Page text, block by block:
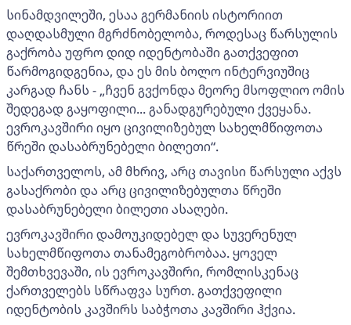
სინამდვილეში, ესაა გერმანიის ისტორიით
დაღდასმული მგრძნობელობა, როდესაც წარსულის
გაქრობა უფრო დიდ იდენტობაში გათქვეფით
წარმოგიდგენია, და ეს მის ბოლო ინტერვიუშიც
კარგად ჩანს - „ჩვენ გვქონდა მეორე მსოფლიო ომის
შედეგად გაყოფილი... განადგურებული ქვეყანა.
ევროკავშირი იყო ცივილიზებულ სახელმწიფოთა
წრეში დასაბრუნებელი ბილეთი“.
საქართველოს, ამ მხრივ, არც თავისი წარსული აქვს
გასაქრობი და არც ცივილიზებულთა წრეში
დასაბრუნებელი ბილეთი ასაღები.
ევროკავშირი დამოუკიდებელ და სუვერენულ
სახელმწიფოთა თანამეგობრობაა. ყოველ
შემთხვევაში, ის ევროკავშირი, რომლისკენაც
ქართველებს სწრაფვა სურთ. გათქვეფილი
იდენტობის კავშირს საბჭოთა კავშირი ჰქვია.